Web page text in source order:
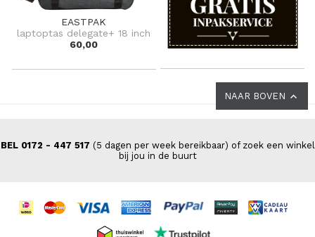
EASTPAK
laptoptas delegate+ 18 inch
60,00
NAAR BOVEN
BEL 0172 - 447 517 (5 dagen per week bereikbaar) of zoek een winkel
bij jou in de buurt